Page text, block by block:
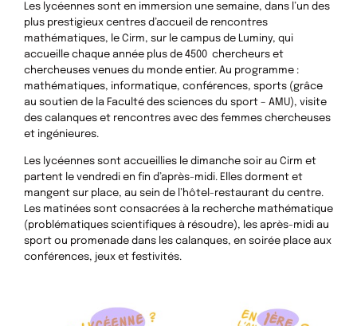
Les lycéennes sont en immersion une semaine, dans l’un des
plus prestigieux centres d’accueil de rencontres
mathématiques, le Cirm, sur le campus de Luminy, qui
accueille chaque année plus de 4500 chercheurs et
chercheuses venues du monde entier. Au programme :
mathématiques, informatique, conférences, sports (grâce
au soutien de la Faculté des sciences du sport – AMU), visite
des calanques et rencontres avec des femmes chercheuses
et ingénieures.
Les lycéennes sont accueillies le dimanche soir au Cirm et
partent le vendredi en fin d’après-midi. Elles dorment et
mangent sur place, au sein de l’hôtel-restaurant du centre.
Les matinées sont consacrées à la recherche mathématique
(problématiques scientifiques à résoudre), les après-midi au
sport ou promenade dans les calanques, en soirée place aux
conférences, jeux et festivités.